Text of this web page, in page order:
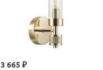
3 665 ₽